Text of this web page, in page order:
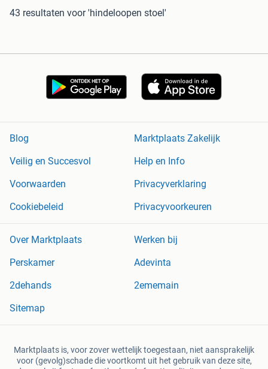
43 resultaten voor 'hindeloopen stoel'
Blog
Marktplaats Zakelijk
Veilig en Succesvol
Help en Info
Voorwaarden
Privacyverklaring
Cookiebeleid
Privacyvoorkeuren
Over Marktplaats
Werken bij
Perskamer
Adevinta
2dehands
2ememain
Sitemap
Marktplaats is, voor zover wettelijk toegestaan, niet aansprakelijk
voor (gevolg)schade die voortkomt uit het gebruik van deze site,